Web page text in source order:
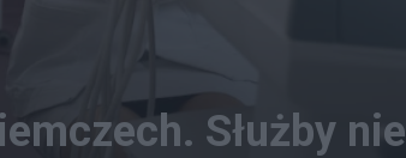
Służby nie